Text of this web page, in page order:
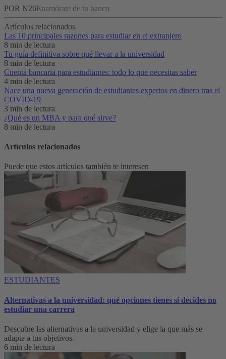
POR N26Enamórate de tu banco
Artículos relacionados
Las 10 principales razones para estudiar en el extranjero
8 min de lectura
Tu guía definitiva sobre qué llevar a la universidad
8 min de lectura
Cuenta bancaria para estudiantes: todo lo que necesitas saber
4 min de lectura
Nace una nueva generación de estudiantes expertos en dinero tras el
COVID-19
3 min de lectura
¿Qué es un MBA y para qué sirve?
8 min de lectura
Artículos relacionados
Puede que estos artículos también te interesen
ESTUDIANTES
Alternativas a la universidad: qué opciones tienes si decides no
estudiar una carrera
Descubre las alternativas a la universidad y elige la que más se
adapte a tus objetivos.
6 min de lectura